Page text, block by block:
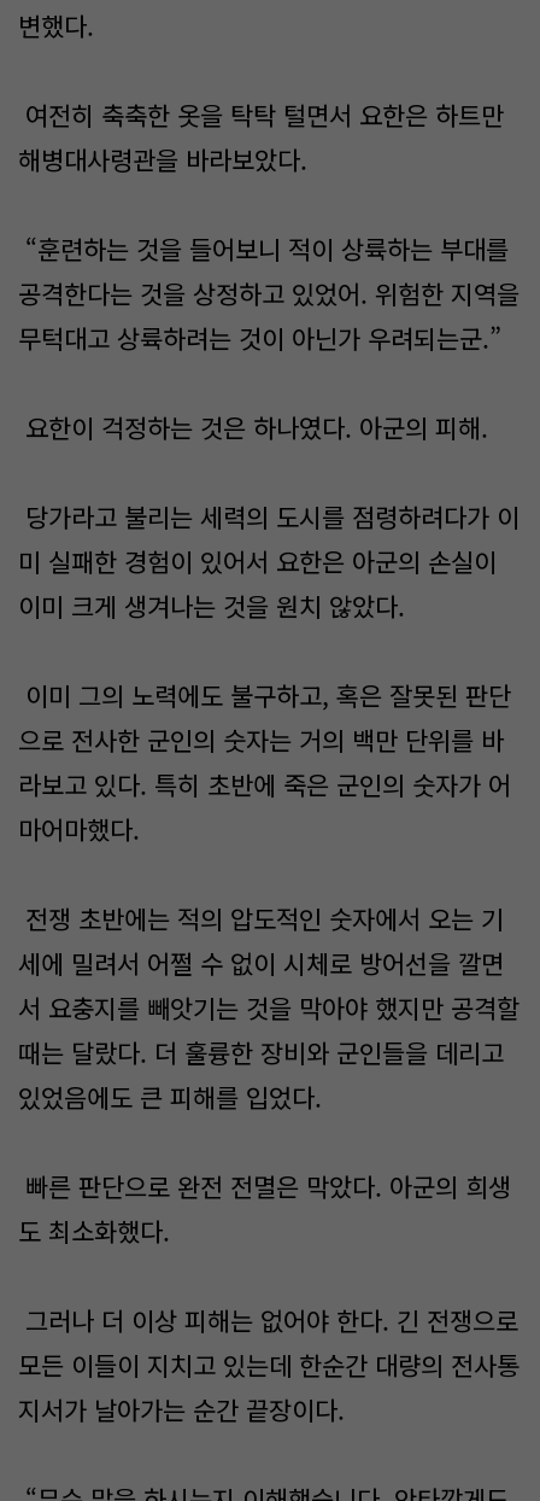
변했다.
여전히 축축한 옷을 탁탁 털면서 요한은 하트만
해병대사령관을 바라보았다.
“훈련하는 것을 들어보니 적이 상륙하는 부대를
공격한다는 것을 상정하고 있었어. 위험한 지역을
무턱대고 상륙하려는 것이 아닌가 우려되는군.”
요한이 걱정하는 것은 하나였다. 아군의 피해.
당가라고 불리는 세력의 도시를 점령하려다가 이
미 실패한 경험이 있어서 요한은 아군의 손실이
이미 크게 생겨나는 것을 원치 않았다.
이미 그의 노력에도 불구하고, 혹은 잘못된 판단
으로 전사한 군인의 숫자는 거의 백만 단위를 바
라보고 있다. 특히 초반에 죽은 군인의 숫자가 어
마어마했다.
전쟁 초반에는 적의 압도적인 숫자에서 오는 기
세에 밀려서 어쩔 수 없이 시체로 방어선을 깔면
서 요충지를 빼앗기는 것을 막아야 했지만 공격할
때는 달랐다. 더 훌륭한 장비와 군인들을 데리고
있었음에도 큰 피해를 입었다.
빠른 판단으로 완전 전멸은 막았다. 아군의 희생
도 최소화했다.
그러나 더 이상 피해는 없어야 한다. 긴 전쟁으로
모든 이들이 지치고 있는데 한순간 대량의 전사통
지서가 날아가는 순간 끝장이다.